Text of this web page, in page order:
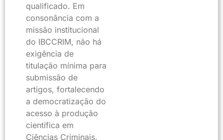
qualificado. Em
consonância com a
missão institucional
do IBCCRIM, não há
exigência de
titulação mínima para
submissão de
artigos, fortalecendo
a democratização do
acesso à produção
científica em
Ciências Criminais.